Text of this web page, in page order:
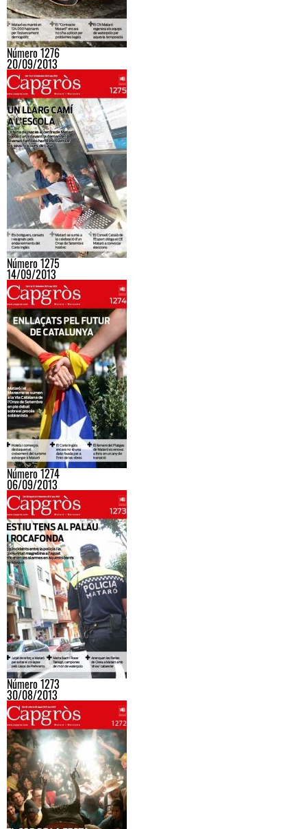
Número 1276
20/09/2013
Número 1275
14/09/2013
Número 1274
06/09/2013
Número 1273
30/08/2013